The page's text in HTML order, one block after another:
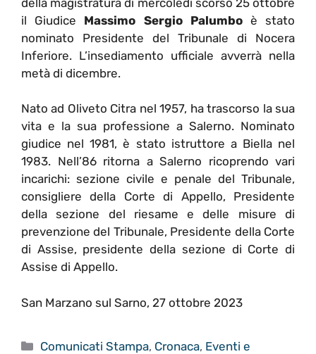
il Giudice Massimo Sergio Palumboè stato
nominato Presidente del Tribunale di Nocera
Inferiore. L’insediamento ufficiale avverrà nella
metà di dicembre.
Nato ad Oliveto Citra nel 1957, ha trascorso la sua
vita e la sua professione a Salerno. Nominato
giudice nel 1981, è stato istruttore a Biella nel
1983. Nell’86 ritorna a Salerno ricoprendo vari
incarichi: sezione civile e penale del Tribunale,
consigliere della Corte di Appello, Presidente
della sezione del riesame e delle misure di
prevenzione del Tribunale, Presidente della Corte
di Assise, presidente della sezione di Corte di
Assise di Appello.
San Marzano sul Sarno, 27 ottobre 2023
Categorie
Comunicati Stampa, Cronaca, Eventi e